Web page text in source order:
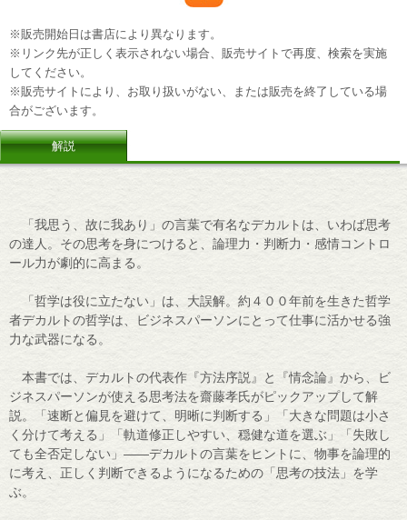
※販売開始日は書店により異なります。
※リンク先が正しく表示されない場合、販売サイトで再度、検索を実施
してください。
※販売サイトにより、お取り扱いがない、または販売を終了している場
合がございます。
解説
「我思う、故に我あり」の言葉で有名なデカルトは、いわば思考
の達人。その思考を身につけると、論理力・判断力・感情コントロ
ール力が劇的に高まる。
「哲学は役に立たない」は、大誤解。約４００年前を生きた哲学
者デカルトの哲学は、ビジネスパーソンにとって仕事に活かせる強
力な武器になる。
本書では、デカルトの代表作『方法序説』と『情念論』から、ビ
ジネスパーソンが使える思考法を齋藤孝氏がピックアップして解
説。「速断と偏見を避けて、明晰に判断する」「大きな問題は小さ
く分けて考える」「軌道修正しやすい、穏健な道を選ぶ」「失敗し
ても全否定しない」――デカルトの言葉をヒントに、物事を論理的
に考え、正しく判断できるようになるための「思考の技法」を学
ぶ。